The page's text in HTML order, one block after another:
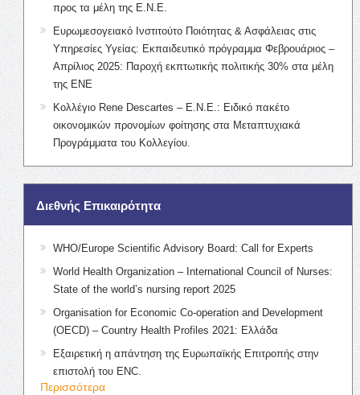
προς τα μέλη της Ε.Ν.Ε.
Ευρωμεσογειακό Ινστιτούτο Ποιότητας & Ασφάλειας στις
Υπηρεσίες Υγείας: Εκπαιδευτικό πρόγραμμα Φεβρουάριος –
Απρίλιος 2025: Παροχή εκπτωτικής πολιτικής 30% στα μέλη
της ΕΝΕ
Κολλέγιο Rene Descartes – Ε.Ν.Ε.: Ειδικό πακέτο
οικονομικών προνομίων φοίτησης στα Μεταπτυχιακά
Προγράμματα του Κολλεγίου.
Διεθνής Επικαιρότητα
WHO/Europe Scientific Advisory Board: Call for Experts
World Health Organization – International Council of Nurses:
State of the world’s nursing report 2025
Organisation for Economic Co-operation and Development
(OECD) – Country Health Profiles 2021: Ελλάδα
Εξαιρετική η απάντηση της Ευρωπαϊκής Επιτροπής στην
επιστολή του ENC.
Περισσότερα